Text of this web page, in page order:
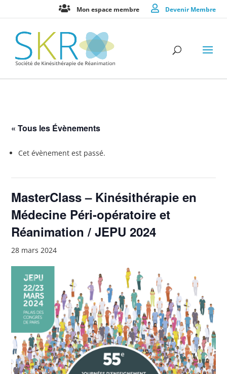
Mon espace membre Devenir Membre
« Tous les Évènements
Cet évènement est passé.
MasterClass – Kinésithérapie en
Médecine Péri-opératoire et
Réanimation / JEPU 2024
28 mars 2024